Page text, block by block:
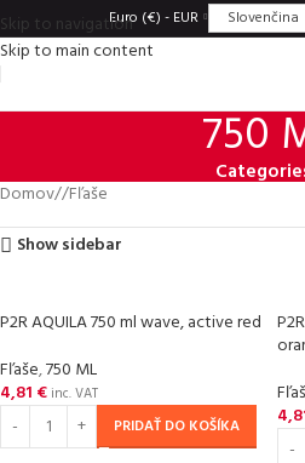
Skip to navigation
Skip to main content
Euro (€) - EUR Slovenčina
750
Domov/ Fľaše
Show sidebar
P2R AQUILA 750 ml wave, active red
Fľaše,750 ML
4,81 € inc. VAT
PRIDAŤ DO KOŠÍKA